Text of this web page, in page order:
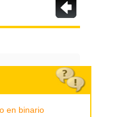
en binario